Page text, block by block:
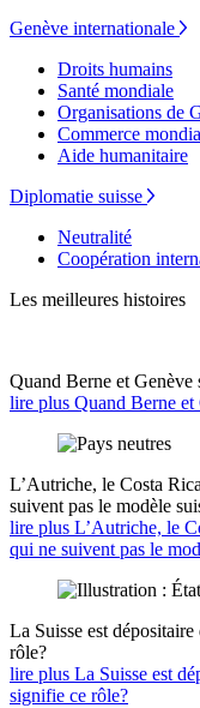
Genève internationale
Droits humains
Santé mondiale
Organisations de
Commerce
Aide humanitaire
Diplomatie suisse
Neutralité
Coopération
Les meilleures histoires
Quand Berne et Genève
lire plus Quand Berne et
L’Autriche, le Costa
suivent pas le modèle
lire plus L’Autriche, le
qui ne suivent pas le
La Suisse est
rôle?
lire plus La Suisse est
signifie ce rôle?